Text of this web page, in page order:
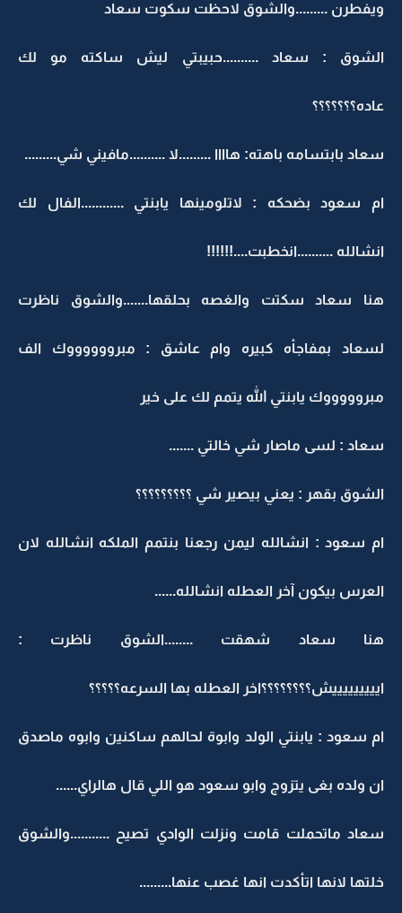
ويفطرن .........والشوق لاحظت سكوت سعاد
الشوق : سعاد ..........حبيبتي ليش ساكته مو لك
عاده؟؟؟؟؟؟؟
سعاد بابتسامه باهته: هاااا .........لا ..........مافيني شي.........
ام سعود بضحكه : لاتلومينها يابنتي ............الفال لك
انشالله ..........انخطبت....!!!!!!
هنا سعاد سكتت والغصه بحلقها.......والشوق ناظرت
لسعاد بمفاجأه كبيره وام عاشق : مبرووووووك الف
مبروووووك يابنتي الله يتمم لك على خير
سعاد : لسى ماصار شي خالتي .......
الشوق بقهر : يعني بيصير شي ؟؟؟؟؟؟؟؟؟
ام سعود : انشالله ليمن رجعنا بنتمم الملكه انشالله لان
العرس بيكون آخر العطله انشالله......
هنا سعاد شهقت ........الشوق ناظرت :
ايييييييييش؟؟؟؟؟؟؟؟اخر العطله بها السرعه؟؟؟؟؟
ام سعود : يابنتي الولد وابوة لحالهم ساكنين وابوه ماصدق
ان ولده بغى يتزوج وابو سعود هو اللي قال هالراي......
سعاد ماتحملت قامت ونزلت الوادي تصيح ...........والشوق
خلتها لانها اتأكدت انها غصب عنها.........